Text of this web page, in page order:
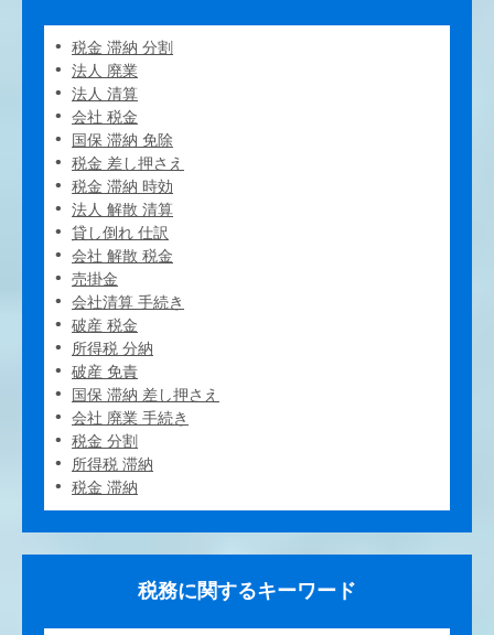
税金 滞納 分割
法人 廃業
法人 清算
会社 税金
国保 滞納 免除
税金 差し押さえ
税金 滞納 時効
法人 解散 清算
貸し倒れ 仕訳
会社 解散 税金
売掛金
会社清算 手続き
破産 税金
所得税 分納
破産 免責
国保 滞納 差し押さえ
会社 廃業 手続き
税金 分割
所得税 滞納
税金 滞納
税務に関するキーワード